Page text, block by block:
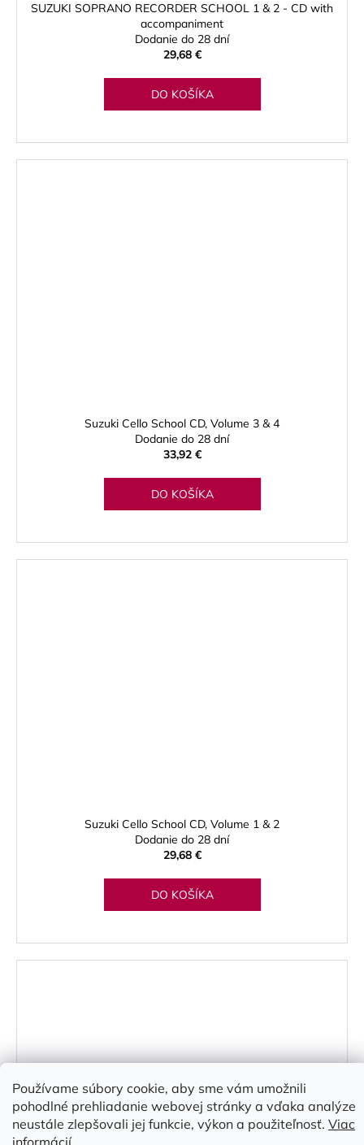
Používame súbory cookie, aby sme vám umožnili
pohodlné prehliadanie webovej stránky a vďaka analýze
neustále zlepšovali jej funkcie, výkon a použiteľnosť. Viac
informácií
SUZUKI SOPRANO RECORDER SCHOOL 1 & 2 - CD with
accompaniment
Dodanie do 28 dní
29,68 €
DO KOŠÍKA
Suzuki Cello School CD, Volume 3 & 4
Dodanie do 28 dní
33,92 €
DO KOŠÍKA
Suzuki Cello School CD, Volume 1 & 2
Dodanie do 28 dní
29,68 €
DO KOŠÍKA